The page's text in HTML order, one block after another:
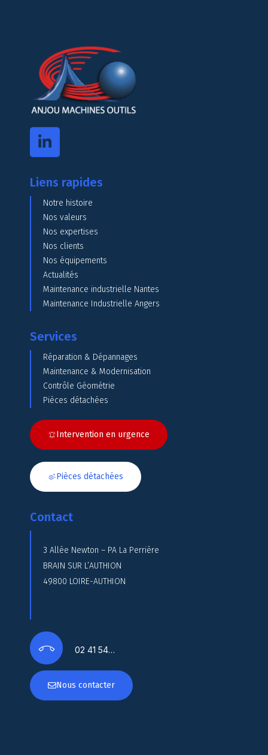
Liens rapides
Notre histoire
Nos valeurs
Nos expertises
Nos clients
Nos équipements
Actualités
Maintenance industrielle Nantes
Maintenance Industrielle Angers
Services
Réparation & Dépannages
Maintenance & Modernisation
Contrôle Géométrie
Pièces détachées
Intervention en urgence
Pièces détachées
Contact
3 Allée Newton – PA La Perrière
BRAIN SUR L’AUTHION
49800 LOIRE-AUTHION
02 41 54…
Nous contacter